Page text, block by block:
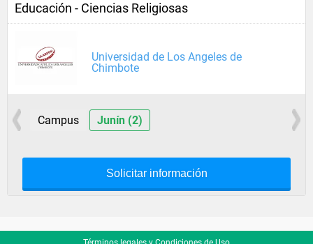
Educación - Ciencias Religiosas
Universidad de Los Angeles de
Chimbote
Campus Junín (2)
Solicitar información